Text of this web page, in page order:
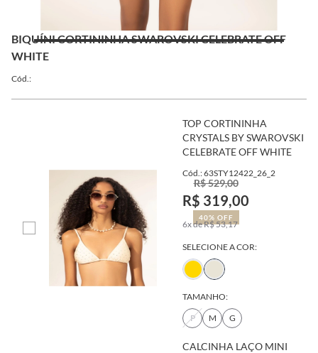
BIQUÍNI CORTININHA SWAROVSKI CELEBRATE OFF
WHITE
Cód.:
TOP CORTININHA
CRYSTALS BY SWAROVSKI
CELEBRATE OFF WHITE
Cód.: 63STY12422_26_2
R$ 529,00
R$ 319,00
40% OFF
6x de R$ 53,17
SELECIONE A COR:
TAMANHO:
P
M G
CALCINHA LAÇO MINI